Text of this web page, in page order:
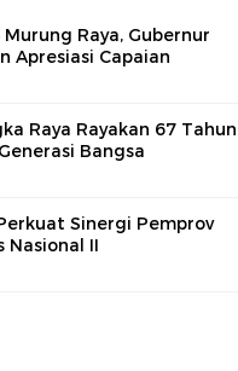
Raya, Gubernur
Apresiasi Capaian
Raya Rayakan 67 Tahun
Bangsa
Sinergi Pemprov
Nasional II